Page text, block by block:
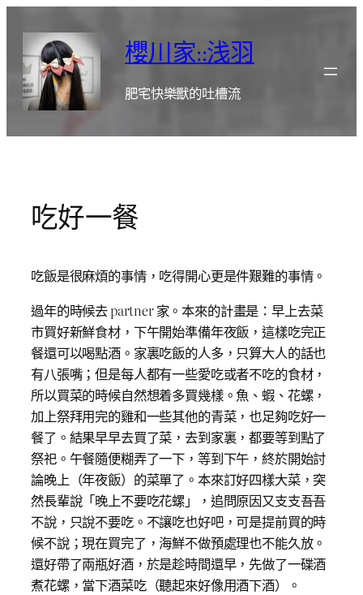
櫻川家::浅羽
肥宅快樂獸的吐槽流
吃好一餐
吃飯是很麻煩的事情，吃得開心更是件艱難的事情。
過年的時候去 partner 家。本來的計畫是：早上去菜
市買好新鮮食材，下午開始準備年夜飯，這樣吃完正
餐還可以喝點酒。家裏吃飯的人多，只算大人的話也
有八張嘴；但是每人都有一些愛吃或者不吃的食材，
所以買菜的時候自然想着多買幾樣。魚、蝦、花螺，
加上祭拜用完的雞和一些其他的青菜，也足夠吃好一
餐了。結果早早去買了菜，去到家裏，都要等到點了
祭祀。午餐隨便糊弄了一下，等到下午，終於開始討
論晚上（年夜飯）的菜單了。本來訂好四樣大菜，突
然長輩說「晚上不要吃花螺」，追問原因又支支吾吾
不說，只說不要吃。不讓吃也好吧，可是提前買的時
候不說；現在買完了，海鮮不做預處理也不能久放。
還好帶了兩瓶好酒，於是趁時間還早，先做了一碟酒
煮花螺，當下酒菜吃（聽起來好像用酒下酒）。